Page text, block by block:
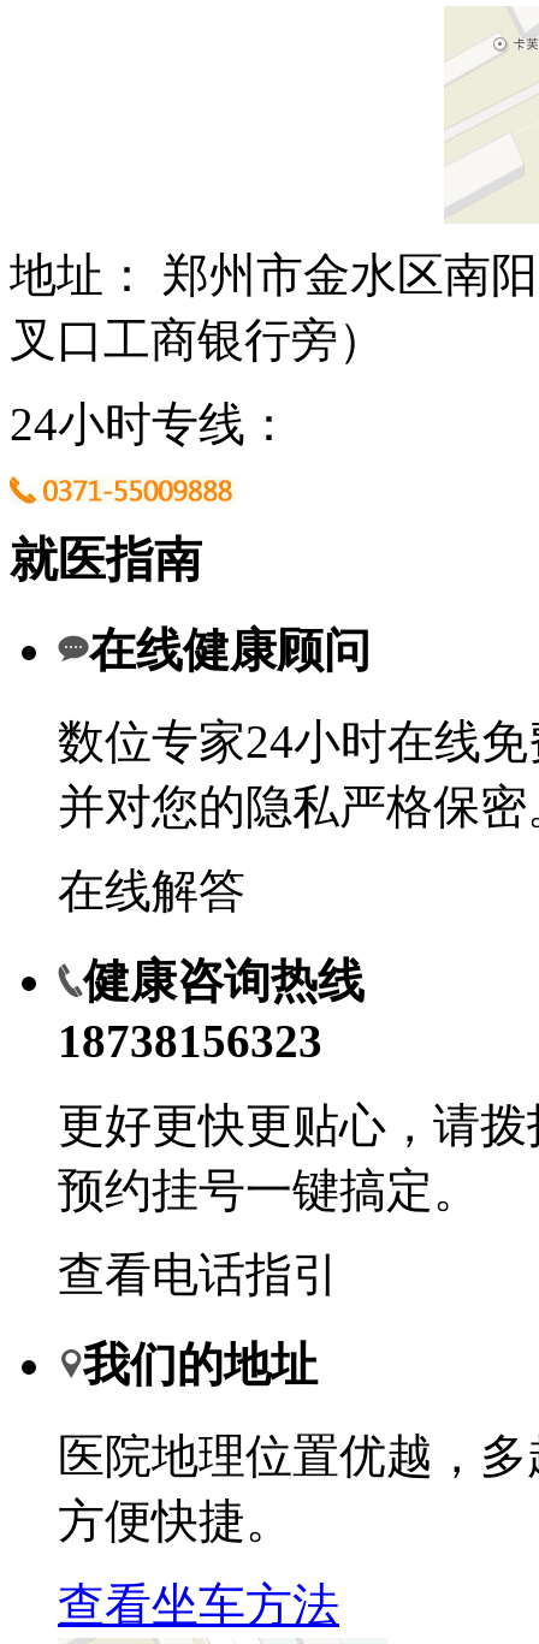
地址： 郑州市金水区南
叉口工商银行旁）
24小时专线：
就医指南
在线健康顾问
数位专家24小时在线
并对您的隐私严格保密
在线解答
健康咨询热线
18738156323
更好更快更贴心，请
预约挂号一键搞定。
查看电话指引
我们的地址
医院地理位置优越，
方便快捷。
查看坐车方法